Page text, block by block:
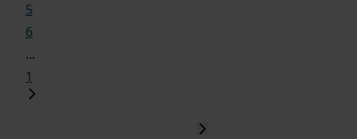
5
6
...
1